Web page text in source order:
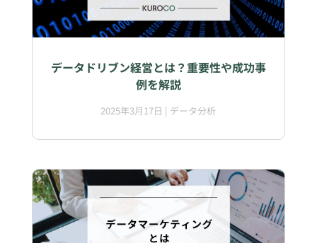
データドリブン経営とは？重要性や成功事
例を解説
2025年3月17日 | データ分析